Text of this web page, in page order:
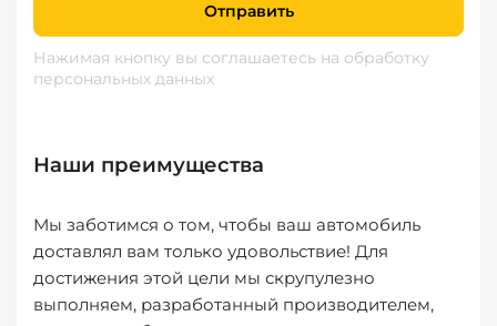
Отправить
Нажимая кнопку вы соглашаетесь на обработку
персональных данных
Наши преимущества
Мы заботимся о том, чтобы ваш автомобиль
доставлял вам только удовольствие! Для
достижения этой цели мы скрупулезно
выполняем, разработанный производителем,